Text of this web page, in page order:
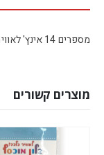
מספרים 14 אינץ' לאוויר בלבד! *מגיע בסיטונאות חבילה של 5 יח'*
מוצרים קשורים